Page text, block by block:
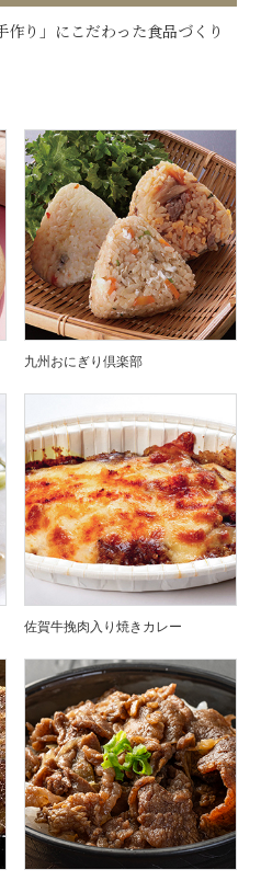
作り」にこだわった食品づくり
九州おにぎり倶楽部
佐賀牛挽肉入り焼きカレー